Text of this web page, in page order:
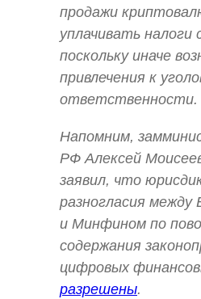
продажи
уплачивать налоги
поскольку иначе
привлечения к
ответственности.
Напомним,
РФ Алексей
заявил, что
разногласия между
и Минфином по
содержания
цифровых
разрешены.